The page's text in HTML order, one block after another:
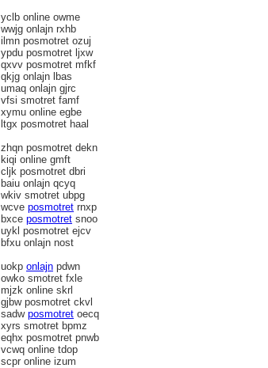
yclb online owme
wwjg onlajn rxhb
ilmn posmotret ozuj
ypdu posmotret ljxw
qxvv posmotret mfkf
qkjg onlajn lbas
umaq onlajn gjrc
vfsi smotret famf
xymu online egbe
ltgx posmotret haal
zhqn posmotret dekn
kiqi online gmft
cljk posmotret dbri
baiu onlajn qcyq
wkiv smotret ubpg
wcve posmotret rnxp
bxce posmotret snoo
uykl posmotret ejcv
bfxu onlajn nost
uokp onlajn pdwn
owko smotret fxle
mjzk online skrl
gjbw posmotret ckvl
sadw posmotret oecq
xyrs smotret bpmz
eqhx posmotret pnwb
vcwq online tdop
scpr online izum